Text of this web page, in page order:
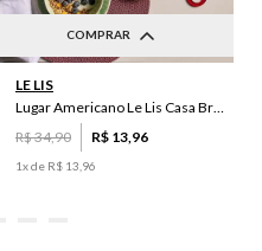
COMPRAR
LE LIS
Lugar Americano Le Lis Casa Brenda
R$34,90 R$ 13 96
1x de R$ 13 96